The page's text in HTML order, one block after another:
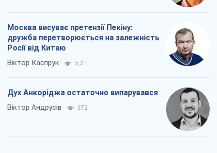
Москва висуває претензії Пекіну:
дружба перетворюється на залежність
Росії від Китаю
Віктор Каспрук 5,2 т.
Дух Анкоріджа остаточно випарувався
Віктор Андрусів 372